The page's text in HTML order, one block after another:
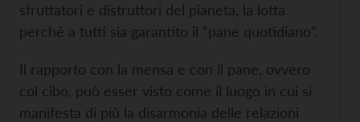
sfruttatori e distruttori del pianeta, la lotta
perché a tutti sia garantito il “pane quotidiano”.
Il rapporto con la mensa e con il pane, ovvero
col cibo, può esser visto come il luogo in cui si
manifesta di più la disarmonia delle relazioni